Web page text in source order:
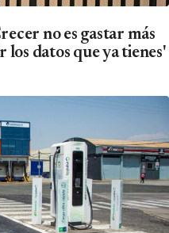
no es gastar más
datos que ya tienes'